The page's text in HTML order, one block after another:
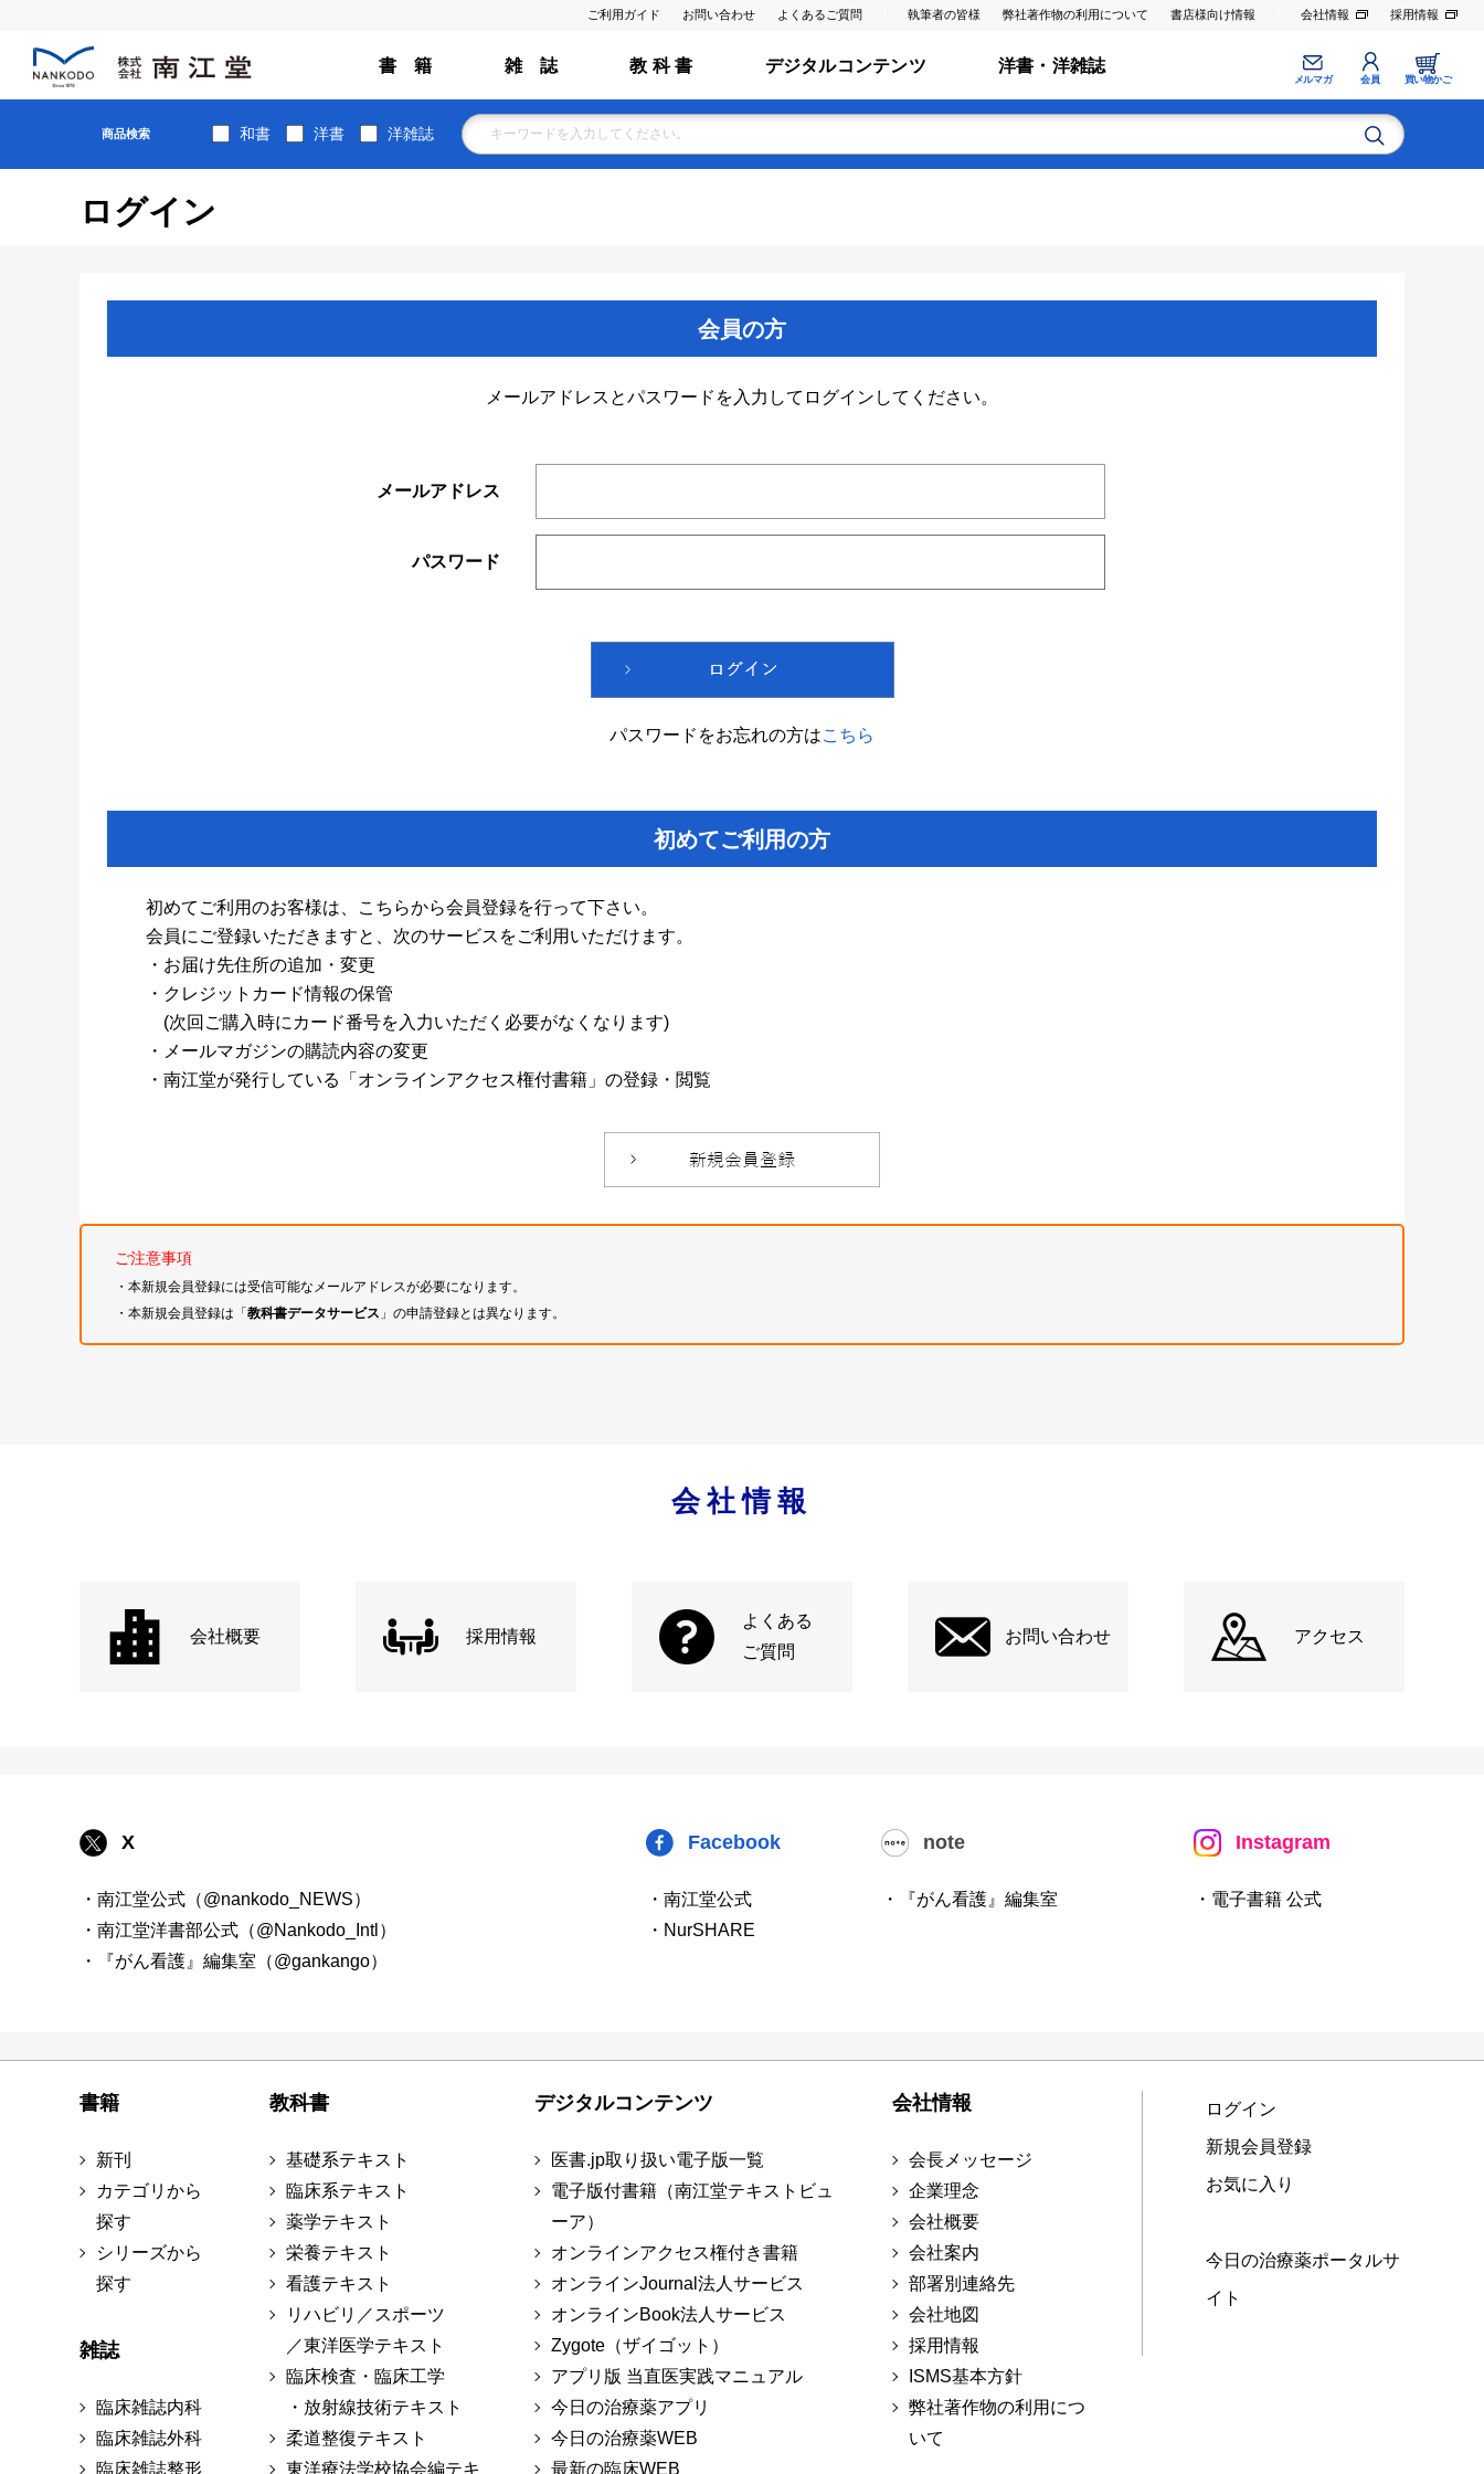
ご利用ガイド お問い合わせ よくあるご質問 執筆者の皆様 弊社著作物の利用について 書店様向け情報 会社情報 採用情報
書 籍 雑 誌 教 科 書 デジタルコンテンツ 洋書・洋雑誌
メルマガ 会員 買い物かご
商品検索 和書 洋書 洋雑誌
ログイン
会員の方
メールアドレスとパスワードを入力してログインしてください。
メールアドレス
パスワード
パスワードをお忘れの方はこちら
初めてご利用の方
初めてご利用のお客様は、こちらから会員登録を行って下さい。
会員にご登録いただきますと、次のサービスをご利用いただけます。
・お届け先住所の追加・変更
・クレジットカード情報の保管
(次回ご購入時にカード番号を入力いただく必要がなくなります)
・メールマガジンの購読内容の変更
・南江堂が発行している「オンラインアクセス権付書籍」の登録・閲覧
ご注意事項
・本新規会員登録には受信可能なメールアドレスが必要になります。
・本新規会員登録は「教科書データサービス 」の申請登録とは異なります。
会社情報
会社概要 採用情報
よくある
ご質問
お問い合わせ アクセス
X
・南江堂公式（@nankodo_NEWS）
・南江堂洋書部公式（@Nankodo_Intl）
・『がん看護』編集室（@gankango）
Facebook
・南江堂公式
・NurSHARE
note
・『がん看護』編集室
Instagram
・電子書籍 公式
書籍
新刊
カテゴリから
探す
シリーズから
探す
雑誌
臨床雑誌内科
臨床雑誌外科
臨床雑誌整形
教科書
基礎系テキスト
臨床系テキスト
薬学テキスト
栄養テキスト
看護テキスト
リハビリ／スポーツ
／東洋医学テキスト
臨床検査・臨床工学
・放射線技術テキスト
柔道整復テキスト
東洋療法学校協会編テキ
デジタルコンテンツ
医書.jp取り扱い電子版一覧
電子版付書籍（南江堂テキストビュ
ーア）
オンラインアクセス権付き書籍
オンラインJournal法人サービス
オンラインBook法人サービス
Zygote（ザイゴット）
アプリ版 当直医実践マニュアル
今日の治療薬アプリ
今日の治療薬WEB
最新の臨床WEB
会社情報
会長メッセージ
企業理念
会社概要
会社案内
部署別連絡先
会社地図
採用情報
ISMS基本方針
弊社著作物の利用につ
いて
ログイン
新規会員登録
お気に入り
今日の治療薬ポータルサ
イト